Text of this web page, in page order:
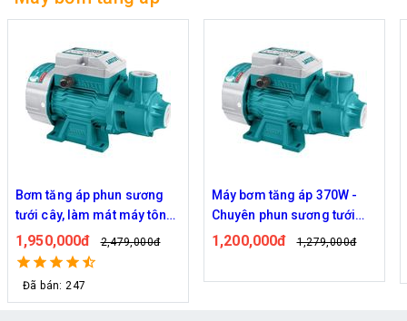
Máy bơm tăng áp 370W -
Chuyên phun sương tưới
cây
1,200,000đ 1,279,000đ
Máy bơm tăng áp mnin tự
động Sinleader 60W chính
hãng
170,000đ 290,000đ